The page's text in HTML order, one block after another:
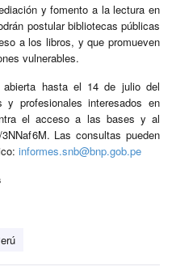
y fomento a la lectura en
postular bibliotecas públicas
a los libros, y que promueven
vulnerables.
abierta hasta el 14 de julio del
profesionales interesados en
el acceso a las bases y al
Las consultas pueden
informes.snb@bnp.gob.pe